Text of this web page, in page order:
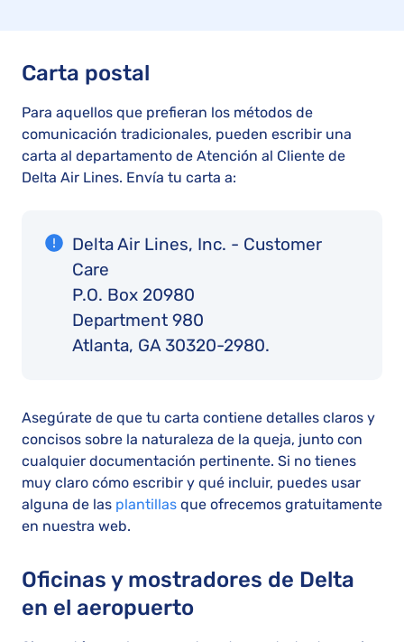
Carta postal
Para aquellos que prefieran los métodos de
comunicación tradicionales, pueden escribir una
carta al departamento de Atención al Cliente de
Delta Air Lines. Envía tu carta a:
Delta Air Lines, Inc. - Customer
Care
P.O. Box 20980
Department 980
Atlanta, GA 30320-2980.
Asegúrate de que tu carta contiene detalles claros y
concisos sobre la naturaleza de la queja, junto con
cualquier documentación pertinente. Si no tienes
muy claro cómo escribir y qué incluir, puedes usar
alguna de las plantillas que ofrecemos gratuitamente
en nuestra web.
Oficinas y mostradores de Delta
en el aeropuerto